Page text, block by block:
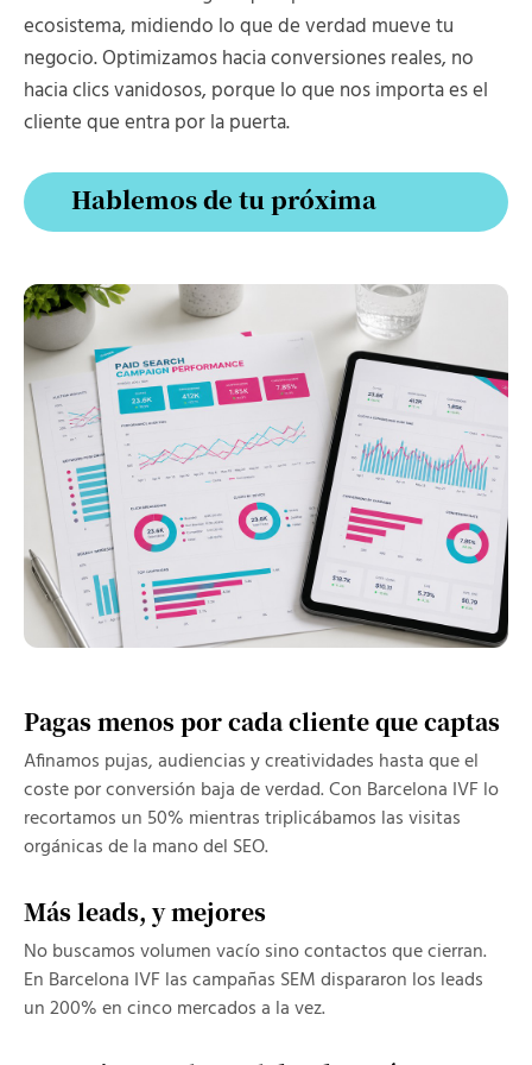
ecosistema, midiendo lo que de verdad mueve tu
negocio. Optimizamos hacia conversiones reales, no
hacia clics vanidosos, porque lo que nos importa es el
cliente que entra por la puerta.
Hablemos de tu próxima
Hablemos de tu próxima
campaña
Pagas menos por cada cliente que captas
Afinamos pujas, audiencias y creatividades hasta que el
coste por conversión baja de verdad. Con Barcelona IVF lo
recortamos un 50% mientras triplicábamos las visitas
orgánicas de la mano del SEO.
Más leads, y mejores
No buscamos volumen vacío sino contactos que cierran.
En Barcelona IVF las campañas SEM dispararon los leads
un 200% en cinco mercados a la vez.